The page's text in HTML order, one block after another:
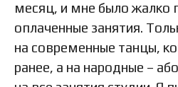
месяц, и мне было жалко
оплаченные занятия.
на современные танцы,
ранее, а на народные –